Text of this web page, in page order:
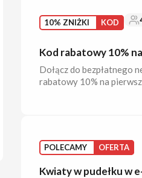
10% ZNIŻKI KOD
Kod rabatowy 10%
Dołącz do bezpłatnego
rabatowy 10% na
POLECAMY OFERTA
Kwiaty w pudełku w